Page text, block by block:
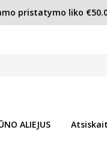
pristatymo liko
ALIEJUS